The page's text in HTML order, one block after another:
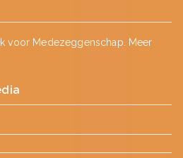
voor Medezeggenschap.
Meer